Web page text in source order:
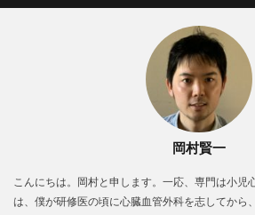
岡村賢一
こんにちは。岡村と申します。一応、専門は小児
は、僕が研修医の頃に心臓血管外科を志してから